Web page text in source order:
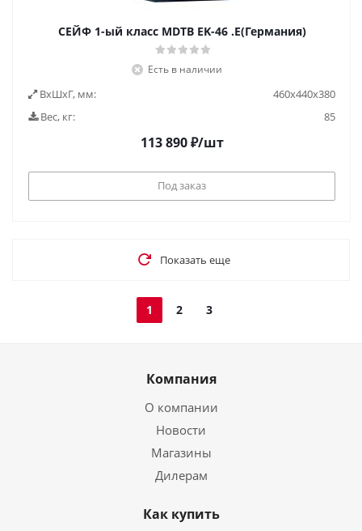
СЕЙФ 1-ый класс MDTB EK-46 .E(Германия)
Есть в наличии
ВxШxГ, мм:
460x440x380
Вес, кг:
85
113 890₽/шт
Под заказ
Показать еще
1 2 3
Компания
О компании
Новости
Магазины
Дилерам
Как купить